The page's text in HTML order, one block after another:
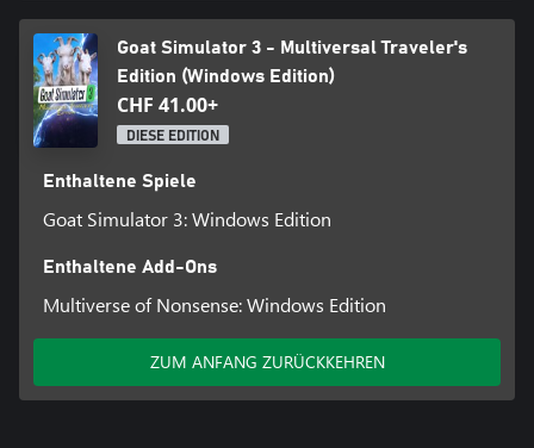
Goat Simulator 3 - Multiversal Traveler's
Edition (Windows Edition)
CHF 41.00+
DIESE EDITION
Enthaltene Spiele
Goat Simulator 3: Windows Edition
Enthaltene Add-Ons
Multiverse of Nonsense: Windows Edition
ZUM ANFANG ZURÜCKKEHREN